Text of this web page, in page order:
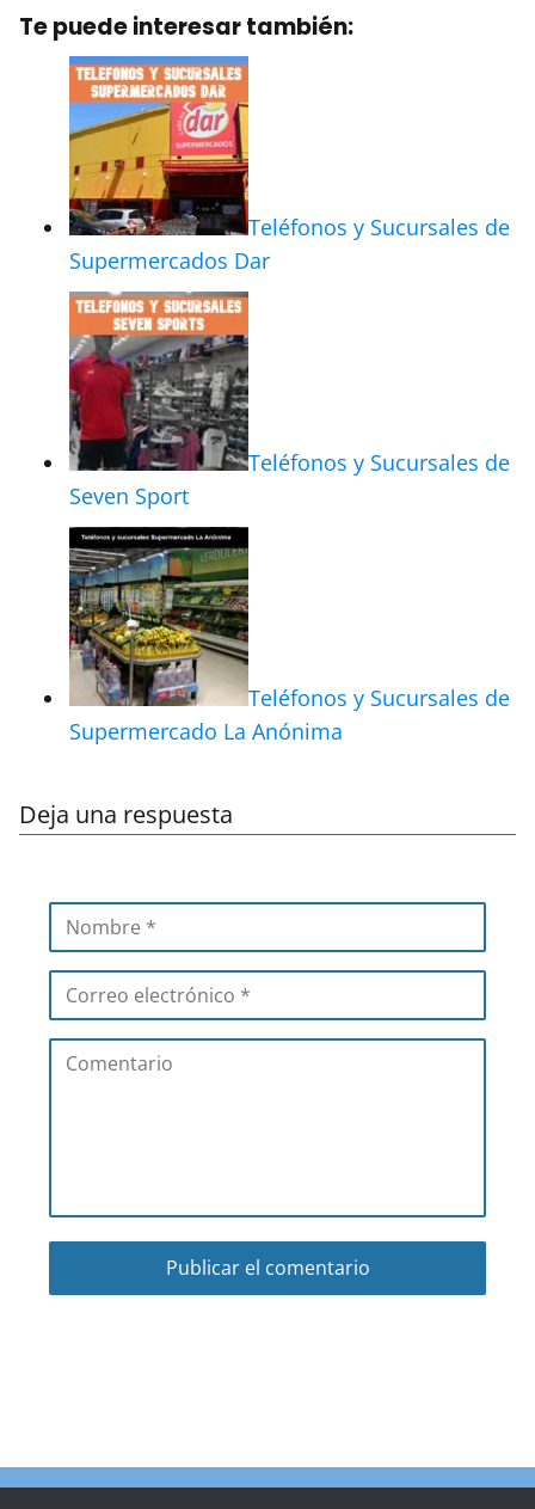
Te puede interesar también:
Teléfonos y Sucursales de
Supermercados Dar
Teléfonos y Sucursales de
Seven Sport
Teléfonos y Sucursales de
Supermercado La Anónima
Deja una respuesta